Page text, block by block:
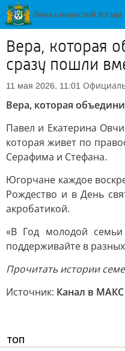
Вера, которая
сразу пошли
11 мая 2026, 11:01
Вера, которая
Павел и Екатерина
которая живет по
Серафима и Стефана.
Югорчане каждое
Рождество и в День
акробатикой.
«В Год молодой
поддерживайте в
Прочитать истории
Источник: Канал в
ТОП